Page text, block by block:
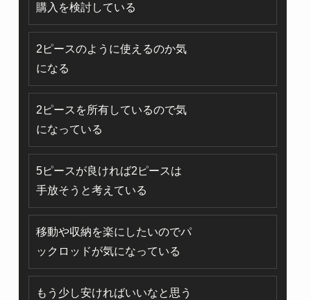
購入を検討している
2ピースのように使えるのか気
になる
2ピースを所有しているので気
になっている
5ピースが良ければ2ピースは
手放そうと考えている
移動や収納を楽にしたいのでパ
ックロッドが気になっている
もう少し安ければいいなと思う